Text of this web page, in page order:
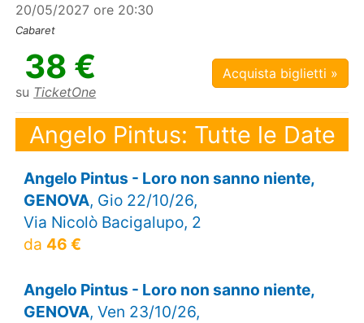
20/05/2027 ore 20:30
Cabaret
38 €
su TicketOne
Acquista biglietti »
Angelo Pintus: Tutte le Date
Angelo Pintus - Loro non sanno niente,
GENOVA, Gio 22/10/26,
Via Nicolò Bacigalupo, 2
da 46 €
Angelo Pintus - Loro non sanno niente,
GENOVA, Ven 23/10/26,